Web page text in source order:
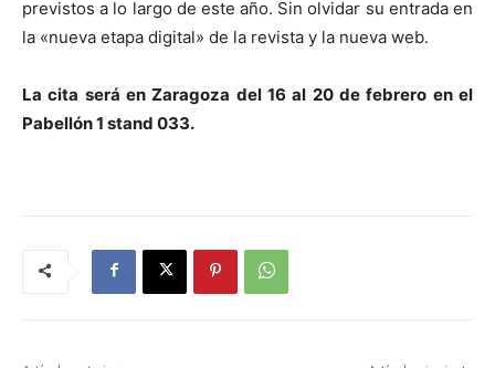
previstos a lo largo de este año. Sin olvidar su entrada en
la «nueva etapa digital» de la revista y la nueva web.
La cita será en Zaragoza del 16 al 20 de febrero en el
Pabellón 1 stand 033.